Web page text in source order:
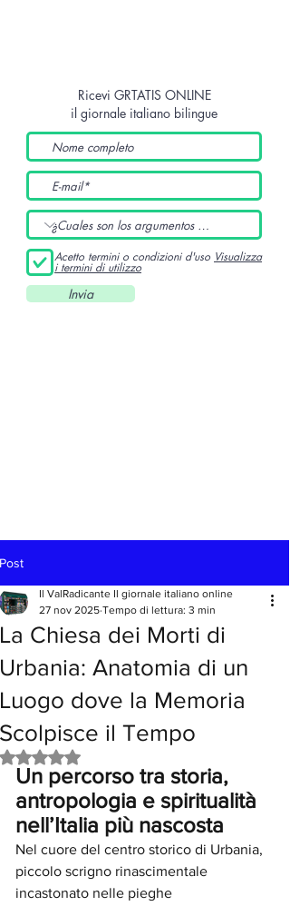
Ricevi GRTATIS ONLINE
il giornale italiano bilingue
Acetto termini o condizioni d'uso Visualizza
i termini di utilizzo
Invia
Post
La Chiesa dei Morti di
Urbania: Anatomia di un
Luogo dove la Memoria
Scolpisce il Tempo
Il ValRadicante Il giornale italiano online
27 nov 2025 Tempo di lettura: 3 min
Valutazione NaN stelle su 5.
Un percorso tra storia,
antropologia e spiritualità
nell’Italia più nascosta
Nel cuore del centro storico di Urbania,
piccolo scrigno rinascimentale
incastonato nelle pieghe